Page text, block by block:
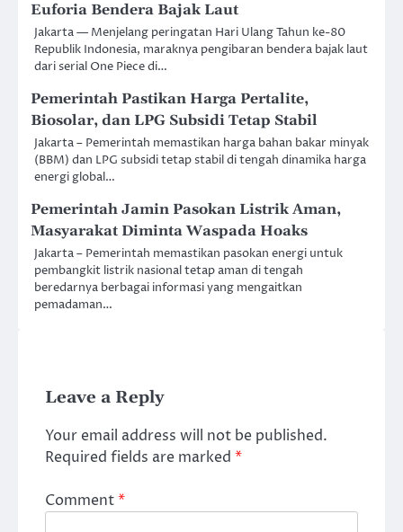
Euforia Bendera Bajak Laut
Jakarta — Menjelang peringatan Hari Ulang Tahun ke-80
Republik Indonesia, maraknya pengibaran bendera bajak laut
dari serial One Piece di…
Pemerintah Pastikan Harga Pertalite,
Biosolar, dan LPG Subsidi Tetap Stabil
Jakarta – Pemerintah memastikan harga bahan bakar minyak
(BBM) dan LPG subsidi tetap stabil di tengah dinamika harga
energi global…
Pemerintah Jamin Pasokan Listrik Aman,
Masyarakat Diminta Waspada Hoaks
Jakarta – Pemerintah memastikan pasokan energi untuk
pembangkit listrik nasional tetap aman di tengah
beredarnya berbagai informasi yang mengaitkan
pemadaman…
Leave a Reply
Your email address will not be published.
Required fields are marked *
Comment*